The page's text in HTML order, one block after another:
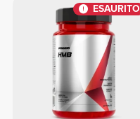
ESAURITO